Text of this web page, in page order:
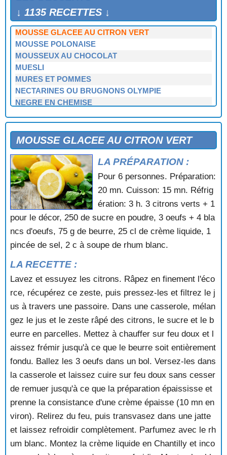
↓ 1135 RECETTES ↓
MOUSSE EXOTIQUE
MOUSSE FRAMBOISE CHOCOLAT
MOUSSE GLACEE AU CITRON VERT
MOUSSE POLONAISE
MOUSSEUX AU CHOCOLAT
MUESLI
MURES ET POMMES
NECTARINES OU BRUGNONS OLYMPIE
NEGRE EN CHEMISE
NOIX AU CHOCOLAT
NOIX DU BRESIL CHOCOLATEES
NOUGATINE GLACEE A LA MANDARINE IMPERIALE
OEUFS A LA NEIGE
OEUFS A LA NEIGE AU COULIS DE FRAISES
OEUFS AU NID
OMELETTE AU CHOCOLAT
OMELETTE AUX ABRICOTS
OMELETTE AUX CERISES
OMELETTE AUX FRAMBOISES
OMELETTE FLAMBEE
OMELETTE FLAMBEE A LA CONFITURE
OMELETTE FLAMBEE AUX FRAISES
OMELETTE GOURMANDISE
OMELETTE MACEDOINE
OMELETTE NORVEGIENNE
OMELETTE ROUENNAISE
OMELETTE SOUFFLEE AUX FRAISES
OPERA
ORANGES A LA CANNELLE
ORANGES A LA GLACE VANILLE
ORANGES AU SIROP
ORANGES FARCIES AU FROMAGE BLANC
ORANGES FOURREES
ORANGES GIVREES
ORANGES GLACEES
ORANGES MEDICIS
MOUSSE GLACEE AU CITRON VERT
LA PRÉPARATION :
Pour 6 personnes. Préparation:
20 mn. Cuisson: 15 mn. Réfrig
ération: 3 h. 3 citrons verts + 1
pour le décor, 250 de sucre en poudre, 3 oeufs + 4 bla
ncs d'oeufs, 75 g de beurre, 25 cl de crème liquide, 1
pincée de sel, 2 c à soupe de rhum blanc.
LA RECETTE :
Lavez et essuyez les citrons. Râpez en finement l'éco
rce, récupérez ce zeste, puis pressez-les et filtrez le j
us à travers une passoire. Dans une casserole, mélan
gez le jus et le zeste râpé des citrons, le sucre et le b
eurre en parcelles. Mettez à chauffer sur feu doux et l
aissez frémir jusqu'à ce que le beurre soit entièrement
fondu. Ballez les 3 oeufs dans un bol. Versez-les dans
la casserole et laissez cuire sur feu doux sans cesser
de remuer jusqu'à ce que la préparation épaississe et
prenne la consistance d'une crème épaisse (10 mn en
viron). Relirez du feu, puis transvasez dans une jatte
et laissez refroidir complètement. Parfumez avec le rh
um blanc. Montez la crème liquide en Chantilly et inco